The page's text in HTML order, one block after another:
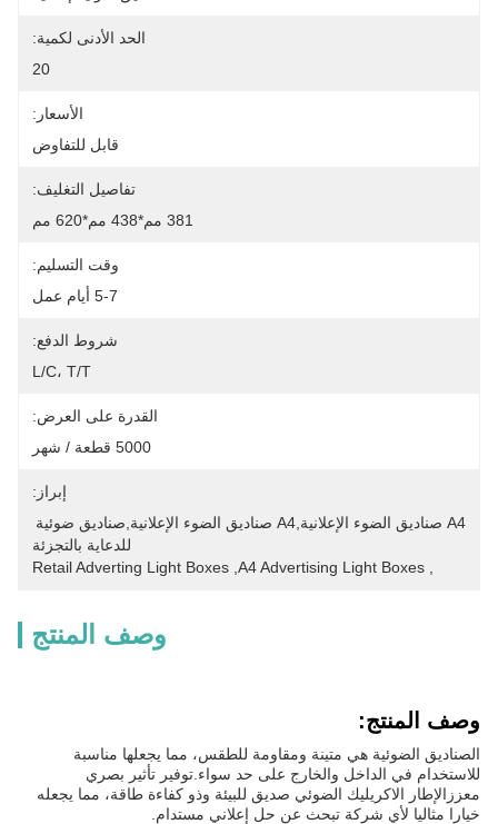
الحد الأدنى لكمية:
20
الأسعار:
قابل للتفاوض
تفاصيل التغليف:
381 مم*438 مم*620 مم
وقت التسليم:
5-7 أيام عمل
شروط الدفع:
L/C، T/T
القدرة على العرض:
5000 قطعة / شهر
إبراز:
للدعاية بالتجزئة
A4 Advertising Light Boxes
Retail Adverting Light Boxes
وصف المنتج
وصف المنتج:
الصناديق الضوئية هي متينة ومقاومة للطقس، مما يجعلها مناسبة
للاستخدام في الداخل والخارج على حد سواء.توفير تأثير بصري
معززالإطار الاكريليك الضوئي صديق للبيئة وذو كفاءة طاقة، مما يجعله
خيارا مثاليا لأي شركة تبحث عن حل إعلاني مستدام.